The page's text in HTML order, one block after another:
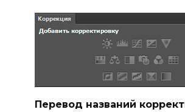
Перевод названий